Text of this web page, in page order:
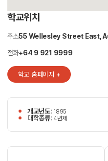
학교위치
주소55 Wellesley Street East,
전화+64 9 921 9999
학교 홈페이지 +
개교년도: 1895
대학종류: 4년제